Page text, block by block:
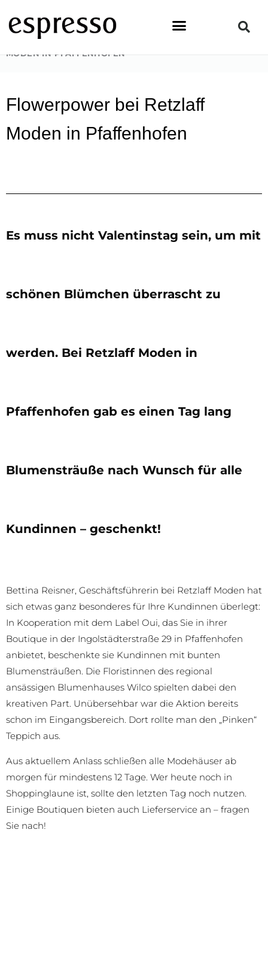
Inhalt
springen
STARTSEITE
MODEN IN PFAFFENHOFEN
Flowerpower bei Retzlaff
Moden in Pfaffenhofen
Es muss nicht Valentinstag sein, um mit
schönen Blümchen überrascht zu
werden. Bei Retzlaff Moden in
Pfaffenhofen gab es einen Tag lang
Blumensträuße nach Wunsch für alle
Kundinnen – geschenkt!
Bettina Reisner, Geschäftsführerin bei Retzlaff Moden hat
sich etwas ganz besonderes für Ihre Kundinnen überlegt:
In Kooperation mit dem Label Oui, das Sie in ihrer
Boutique in der Ingolstädterstraße 29 in Pfaffenhofen
anbietet, beschenkte sie Kundinnen mit bunten
Blumensträußen. Die Floristinnen des regional
ansässigen Blumenhauses Wilco spielten dabei den
kreativen Part. Unübersehbar war die Aktion bereits
schon im Eingangsbereich. Dort rollte man den „Pinken“
Teppich aus.
Aus aktuellem Anlass schließen alle Modehäuser ab
morgen für mindestens 12 Tage. Wer heute noch in
Shoppinglaune ist, sollte den letzten Tag noch nutzen.
Einige Boutiquen bieten auch Lieferservice an – fragen
Sie nach!